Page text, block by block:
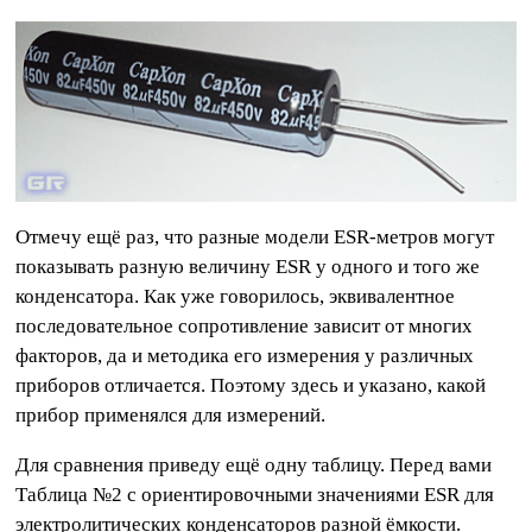
Отмечу ещё раз, что разные модели ESR-метров могут
показывать разную величину ESR у одного и того же
конденсатора. Как уже говорилось, эквивалентное
последовательное сопротивление зависит от многих
факторов, да и методика его измерения у различных
приборов отличается. Поэтому здесь и указано, какой
прибор применялся для измерений.
Для сравнения приведу ещё одну таблицу. Перед вами
Таблица №2 с ориентировочными значениями ESR для
электролитических конденсаторов разной ёмкости.